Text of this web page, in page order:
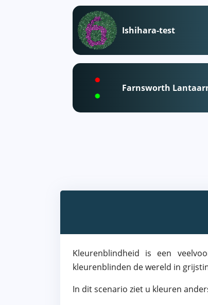
Ishihara-test
Farnsworth
Kleurenblindheid is een
kleurenblinden de wereld in
In dit scenario ziet u kleuren